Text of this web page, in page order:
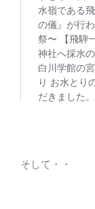
そして・・